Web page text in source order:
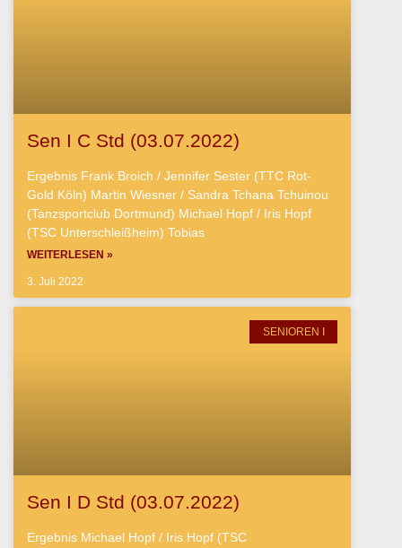
Sen I C Std (03.07.2022)
Ergebnis Frank Broich / Jennifer Sester (TTC Rot-
Gold Köln) Martin Wiesner / Sandra Tchana Tchuinou
(Tanzsportclub Dortmund) Michael Hopf / Iris Hopf
(TSC Unterschleißheim) Tobias
WEITERLESEN »
3. Juli 2022
SENIOREN I
Sen I D Std (03.07.2022)
Ergebnis Michael Hopf / Iris Hopf (TSC